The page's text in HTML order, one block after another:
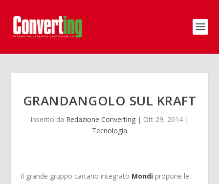
GRANDANGOLO SUL KRAFT
Inserito da Redazione Converting | Ott 29, 2014 |
Tecnologia
Il grande gruppo cartario integrato Mondi propone le